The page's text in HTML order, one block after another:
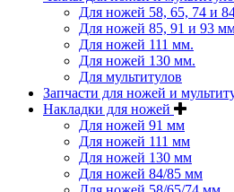
Для ножей 58, 65, 74 и
Для ножей 85, 91 и 93
Для ножей 111 мм.
Для ножей 130 мм.
Для мультитулов
Запчасти для ножей и
Накладки для ножей
Для ножей 91 мм
Для ножей 111 мм
Для ножей 130 мм
Для ножей 84/85 мм